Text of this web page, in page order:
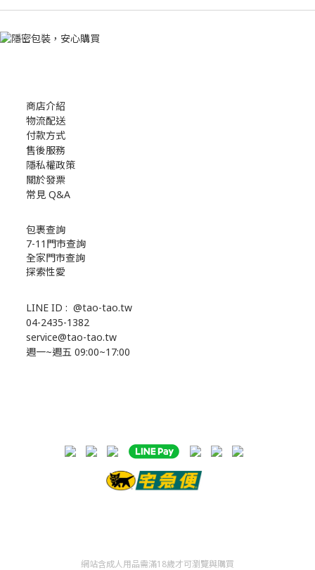
商店介紹
物流配送
付款方式
售後服務
隱私權政策
關於發票
常見 Q&A
包裹查詢
7-11門市查詢
全家門市查詢
探索性愛
LINE ID : @tao-tao.tw
04-2435-1382
service@tao-tao.tw
週一~週五 09:00~17:00
網站含成人用品需滿18歲才可瀏覽與購買